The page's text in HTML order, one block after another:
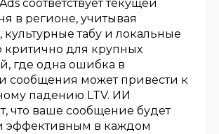
соответствует текущей
в регионе, учитывая
табу и локальные
критично для крупных
где одна ошибка в
сообщения может привести к
падению LTV. ИИ
что ваше сообщение будет
эффективным в каждом